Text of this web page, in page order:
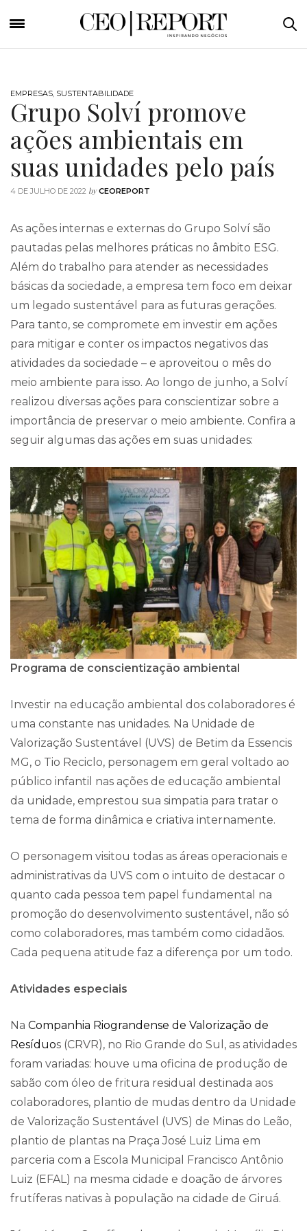
EMPRESAS, SUSTENTABILIDADE
Grupo Solví promove
ações ambientais em
suas unidades pelo país
4 DE JULHO DE 2022 by CEOREPORT
As ações internas e externas do Grupo Solví são
pautadas pelas melhores práticas no âmbito ESG.
Além do trabalho para atender as necessidades
básicas da sociedade, a empresa tem foco em deixar
um legado sustentável para as futuras gerações.
Para tanto, se compromete em investir em ações
para mitigar e conter os impactos negativos das
atividades da sociedade – e aproveitou o mês do
meio ambiente para isso. Ao longo de junho, a Solví
realizou diversas ações para conscientizar sobre a
importância de preservar o meio ambiente. Confira a
seguir algumas das ações em suas unidades:
Programa de conscientização ambiental
Investir na educação ambiental dos colaboradores é
uma constante nas unidades. Na Unidade de
Valorização Sustentável (UVS) de Betim da Essencis
MG, o Tio Reciclo, personagem em geral voltado ao
público infantil nas ações de educação ambiental
da unidade, emprestou sua simpatia para tratar o
tema de forma dinâmica e criativa internamente.
O personagem visitou todas as áreas operacionais e
administrativas da UVS com o intuito de destacar o
quanto cada pessoa tem papel fundamental na
promoção do desenvolvimento sustentável, não só
como colaboradores, mas também como cidadãos.
Cada pequena atitude faz a diferença por um todo.
Atividades especiais
Na Companhia Riograndense de Valorização de
Resíduos (CRVR), no Rio Grande do Sul, as atividades
foram variadas: houve uma oficina de produção de
sabão com óleo de fritura residual destinada aos
colaboradores, plantio de mudas dentro da Unidade
de Valorização Sustentável (UVS) de Minas do Leão,
plantio de plantas na Praça José Luiz Lima em
parceria com a Escola Municipal Francisco Antônio
Luiz (EFAL) na mesma cidade e doação de árvores
frutíferas nativas à população na cidade de Giruá.